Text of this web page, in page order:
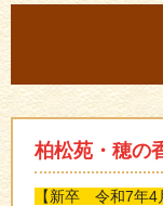
柏松苑・穂の
【新卒 令和7年4